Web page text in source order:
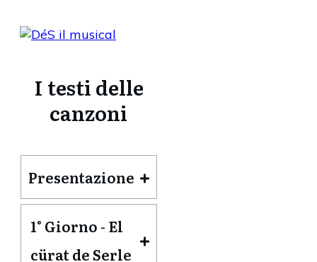
I testi delle
canzoni
Presentazione
1° Giorno - El
cürat de Serle